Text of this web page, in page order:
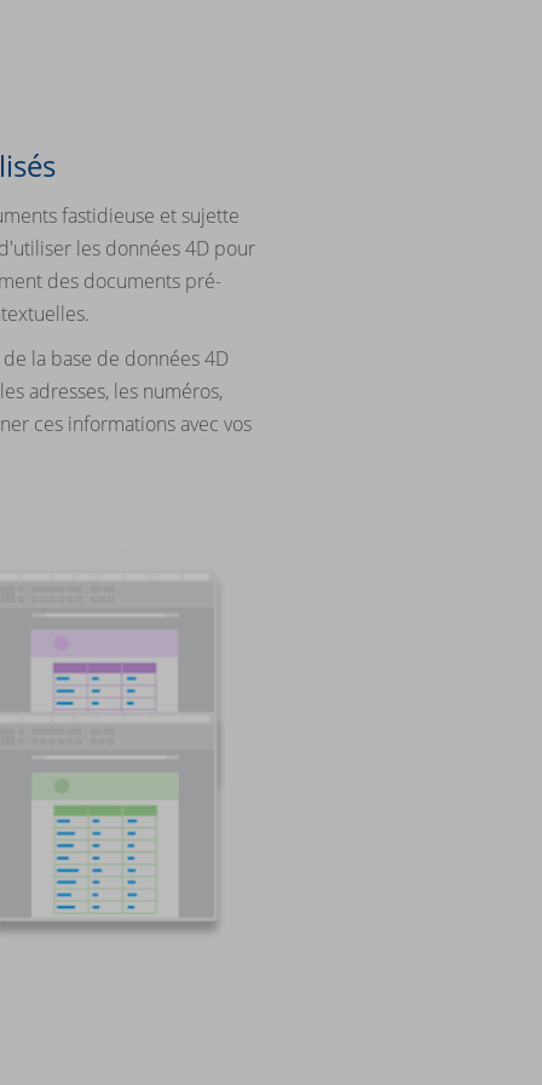
fastidieuse et sujette
les données 4D pour
des documents pré-
la base de données 4D
adresses, les numéros,
ces informations avec vos